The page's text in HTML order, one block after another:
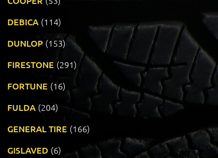
DEBICA (114)
DUNLOP (153)
FIRESTONE (291)
FORTUNE (16)
FULDA (204)
GENERAL TIRE (166)
GISLAVED (6)